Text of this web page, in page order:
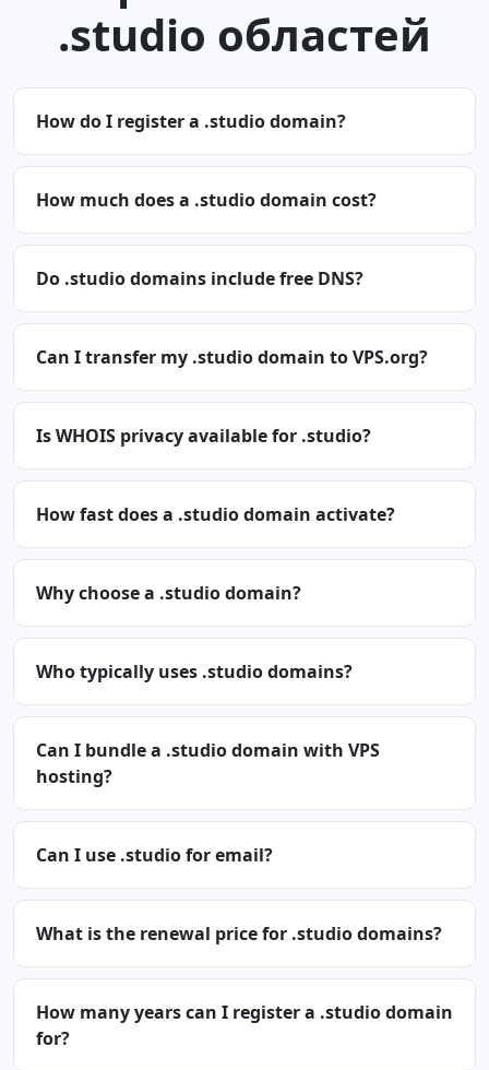
.studio областей
How do I register a .studio domain?
How much does a .studio domain cost?
Do .studio domains include free DNS?
Can I transfer my .studio domain to VPS.org?
Is WHOIS privacy available for .studio?
How fast does a .studio domain activate?
Why choose a .studio domain?
Who typically uses .studio domains?
Can I bundle a .studio domain with VPS
hosting?
Can I use .studio for email?
What is the renewal price for .studio domains?
How many years can I register a .studio domain
for?